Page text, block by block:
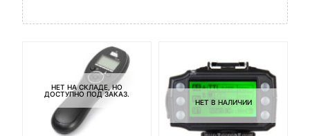
НЕТ НА СКЛАДЕ, НО
ДОСТУПНО ПОД ЗАКАЗ.
НЕТ В НАЛИЧИИ